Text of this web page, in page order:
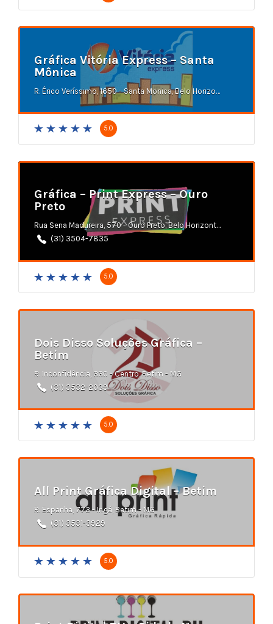
Gráfica Vitória Express – Santa
Mônica
R. Érico Veríssimo, 1650 - Santa Monica, Belo Horizonte - MG
5.0
Gráfica – Print Express – Ouro
Preto
Rua Sena Madureira, 570 - Ouro Preto, Belo Horizonte - MG
(31) 3504-7835
5.0
Dois Disso Soluções Gráfica –
Betim
R. Inconfidência, 330 - Centro, Betim - MG
(31) 3532-2039
5.0
All Print Gráfica Digital – Betim
R. Espanha, 773 - Ingá, Betim - MG
(31) 3531-3929
5.0